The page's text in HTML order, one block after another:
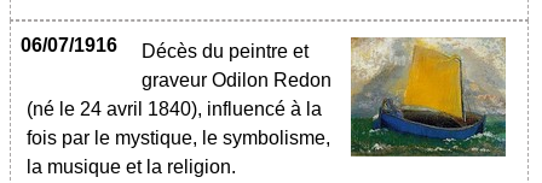
06/07/1916
Décès du peintre et
graveur Odilon Redon
(né le 24 avril 1840), influencé à la
fois par le mystique, le symbolisme,
la musique et la religion.